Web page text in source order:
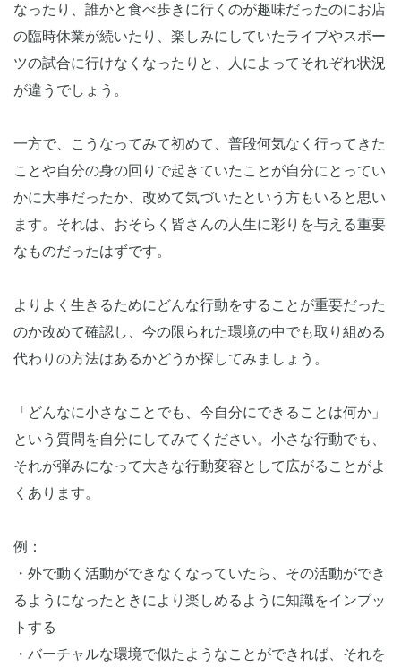
なったり、誰かと食べ歩きに行くのが趣味だったのにお店
の臨時休業が続いたり、楽しみにしていたライブやスポー
ツの試合に行けなくなったりと、人によってそれぞれ状況
が違うでしょう。
一方で、こうなってみて初めて、普段何気なく行ってきた
ことや自分の身の回りで起きていたことが自分にとってい
かに大事だったか、改めて気づいたという方もいると思い
ます。それは、おそらく皆さんの人生に彩りを与える重要
なものだったはずです。
よりよく生きるためにどんな行動をすることが重要だった
のか改めて確認し、今の限られた環境の中でも取り組める
代わりの方法はあるかどうか探してみましょう。
「どんなに小さなことでも、今自分にできることは何か」
という質問を自分にしてみてください。小さな行動でも、
それが弾みになって大きな行動変容として広がることがよ
くあります。
例：
・外で動く活動ができなくなっていたら、その活動ができ
るようになったときにより楽しめるように知識をインプッ
トする
・バーチャルな環境で似たようなことができれば、それを